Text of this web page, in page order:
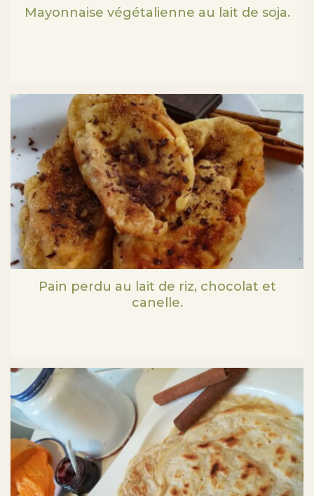
Mayonnaise végétalienne au lait de soja.
Pain perdu au lait de riz, chocolat et
canelle.